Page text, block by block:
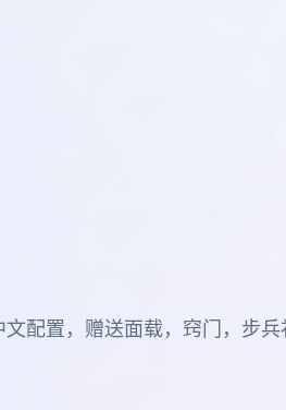
配置，赠送面载，窍门，步兵